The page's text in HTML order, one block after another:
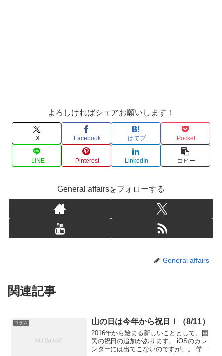
よろしければシェアお願いします！
X Facebook はてブ Pocket
LINE Pinterest LinkedIn コピー
General affairsをフォローする
General affairs
関連記事
コラム 山の日は今年から祝日！（8/11）
2016年から始まる新しいこととして、国
民の祝日の追加があります。 iOSのカレ
ンダーには出てこないのですが。。 学校